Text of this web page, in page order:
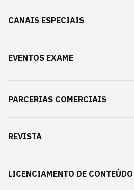
CANAIS ESPECIAIS
EVENTOS EXAME
PARCERIAS COMERCIAIS
REVISTA
LICENCIAMENTO DE CONTEÚDO